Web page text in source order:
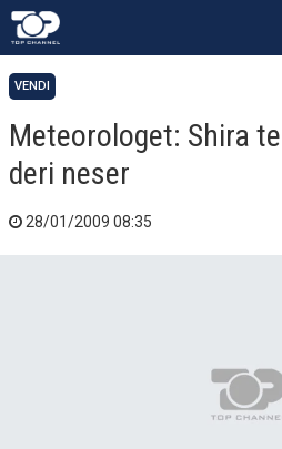
VENDI
Meteorologet: Shira
deri neser
28/01/2009 08:35